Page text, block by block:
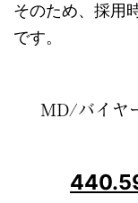
そのため、採用
です。
MD/バイヤ